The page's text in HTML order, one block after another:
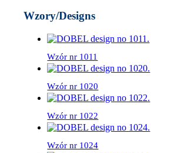
Wzory/Designs
Wzór nr 1011
Wzór nr 1020
Wzór nr 1022
Wzór nr 1024